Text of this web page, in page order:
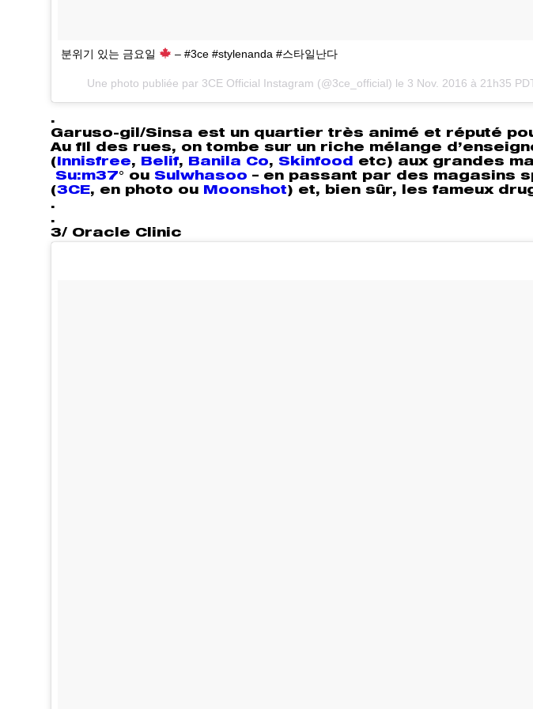
분위기 있는 금요일 – #3ce #stylenanda #스타일난다
Une photo publiée par 3CE Official Instagram (@3ce_official) le 3 Nov. 2016 à 21h35
.
Garuso-gil/Sinsa est un quartier très animé et réputé
Au fil des rues, on tombe sur un riche mélange
(Innisfree, Belif, Banila Co, Skinfood etc) aux grandes
Su:m37° ou Sulwhasoo – en passant par des magasins
(3CE, en photo ou Moonshot) et, bien sûr, les fameux
.
.
3/ Oracle Clinic